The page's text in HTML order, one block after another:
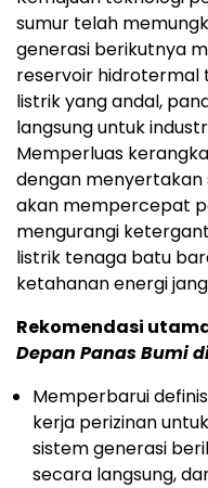
sumur telah
generasi berikutnya
reservoir hidrotermal
listrik yang andal,
langsung untuk
Memperluas
dengan
akan mempercepat
mengurangi
listrik tenaga batu
ketahanan energi
Rekomendasi
Depan Panas Bumi
Memperbarui
kerja perizinan
sistem generasi
secara langsung,